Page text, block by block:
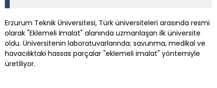
Erzurum Teknik Üniversitesi, Türk üniversiteleri arasında resmi
olarak "Eklemeli İmalat" alanında uzmanlaşan ilk üniversite
oldu. Üniversitenin laboratuvarlarında; savunma, medikal ve
havacılıktaki hassas parçalar "eklemeli imalat" yöntemiyle
üretiliyor.